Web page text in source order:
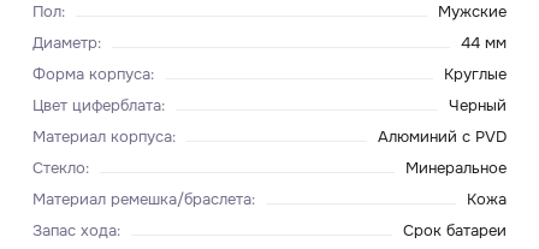
Пол:
Мужские
Диаметр:
44 мм
Форма корпуса:
Круглые
Цвет циферблата:
Черный
Материал корпуса:
Алюминий с PVD
Стекло:
Минеральное
Материал ремешка/браслета:
Кожа
Запас хода:
Срок батареи